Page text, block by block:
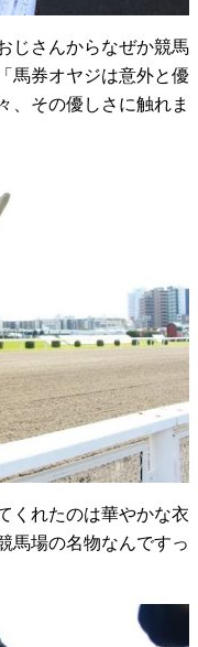
じさんからなぜか競馬
馬券オヤジは意外と優
、その優しさに触れま
くれたのは華やかな衣
馬場の名物なんですっ